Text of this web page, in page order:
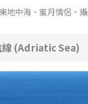
地中海、蜜月情侶、
線 (Adriatic Sea)